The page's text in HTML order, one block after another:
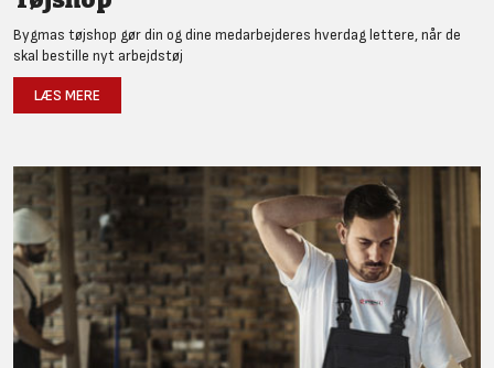
Bygmas tøjshop gør din og dine medarbejderes hverdag lettere, når de
skal bestille nyt arbejdstøj
LÆS MERE